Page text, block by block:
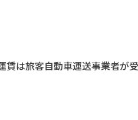
は旅客自動車運送事業者が受